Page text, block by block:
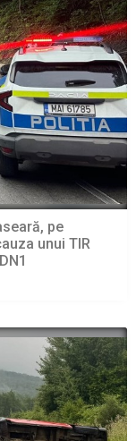
pe
unui TIR